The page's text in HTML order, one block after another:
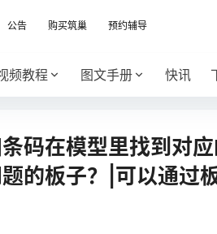
公告 购买筑巢 预约辅导
频教程 图文手册 快讯
码在模型里找到对
的板子？|可以通过